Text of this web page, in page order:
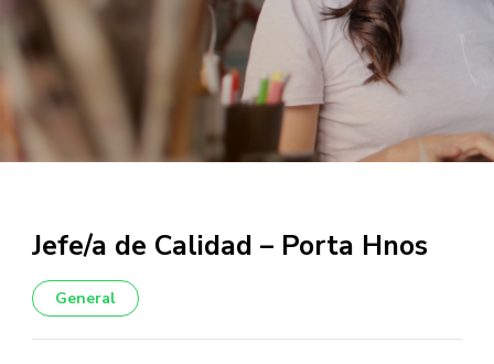
Jefe/a de Calidad – Porta Hnos
General